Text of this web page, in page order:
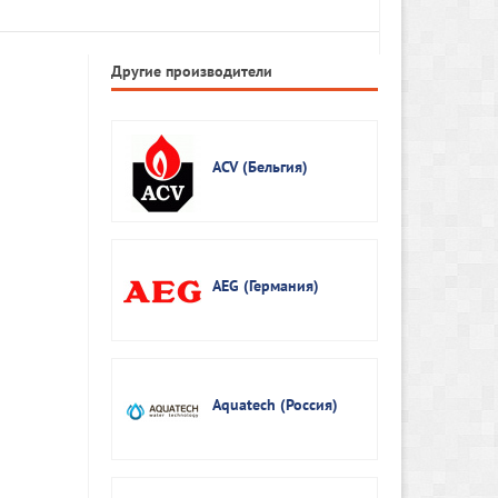
Другие производители
ACV (Бельгия)
AEG (Германия)
Aquatech (Россия)